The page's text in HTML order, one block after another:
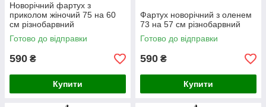
Новорічний фартух з
приколом жіночий 75 на 60
см різнобарвний
Готово до відправки
590 ₴
Купити
Фартух новорічний з оленем
73 на 57 см різнобарвний
Готово до відправки
590 ₴
Купити